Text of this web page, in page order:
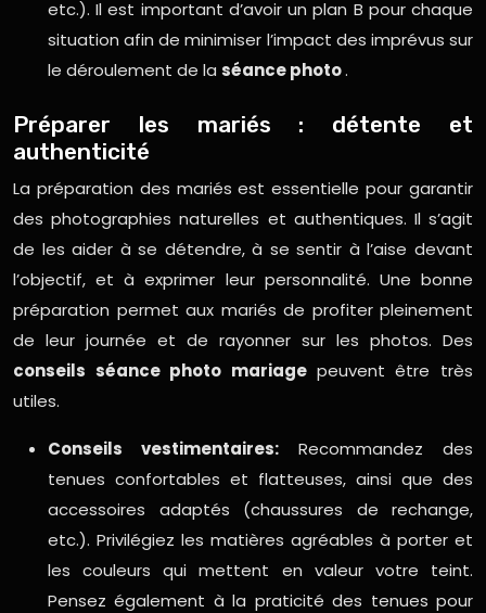
etc.). Il est important d’avoir un plan B pour chaque
situation afin de minimiser l’impact des imprévus sur
le déroulement de la séance photo.
Préparer les mariés : détente et
authenticité
La préparation des mariés est essentielle pour garantir
des photographies naturelles et authentiques. Il s’agit
de les aider à se détendre, à se sentir à l’aise devant
l’objectif, et à exprimer leur personnalité. Une bonne
préparation permet aux mariés de profiter pleinement
de leur journée et de rayonner sur les photos. Des
conseils séance photo mariage peuvent être très
utiles.
Conseils vestimentaires: Recommandez des
tenues confortables et flatteuses, ainsi que des
accessoires adaptés (chaussures de rechange,
etc.). Privilégiez les matières agréables à porter et
les couleurs qui mettent en valeur votre teint.
Pensez également à la praticité des tenues pour